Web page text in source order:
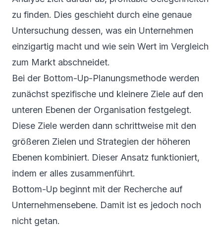
zu finden. Dies geschieht durch eine genaue
Untersuchung dessen, was ein Unternehmen
einzigartig macht und wie sein Wert im Vergleich
zum Markt abschneidet.
Bei der Bottom-Up-Planungsmethode werden
zunächst spezifische und kleinere Ziele auf den
unteren Ebenen der Organisation festgelegt.
Diese Ziele werden dann schrittweise mit den
größeren Zielen und Strategien der höheren
Ebenen kombiniert. Dieser Ansatz funktioniert,
indem er alles zusammenführt.
Bottom-Up beginnt mit der Recherche auf
Unternehmensebene. Damit ist es jedoch noch
nicht getan.